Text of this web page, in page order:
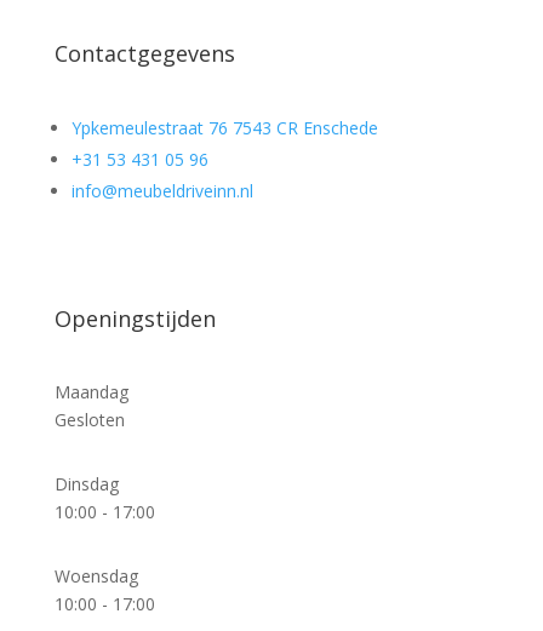
Contactgegevens
Ypkemeulestraat 76 7543 CR Enschede
+31 53 431 05 96
info@meubeldriveinn.nl
Openingstijden
Maandag
Gesloten
Dinsdag
10:00 - 17:00
Woensdag
10:00 - 17:00